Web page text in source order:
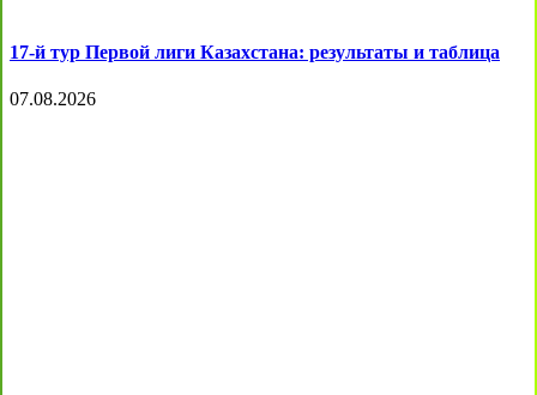
17-й тур Первой лиги Казахстана: результаты и таблица
07.08.2026